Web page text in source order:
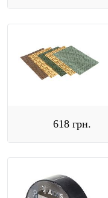
618 грн.